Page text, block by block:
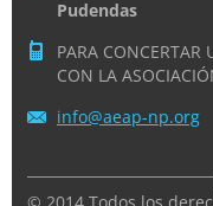
Pudendas
PARA CONCERTAR
CON LA
info@aeap-np.org